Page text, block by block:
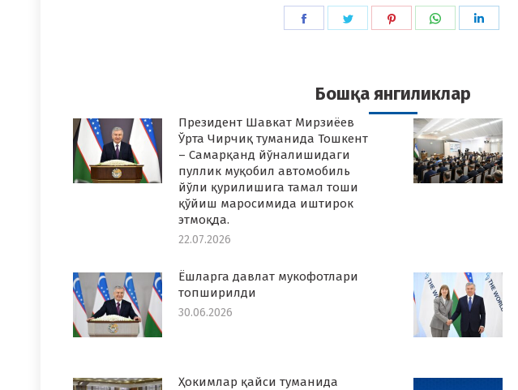
Share
Share
Share
Share
Бошқа янгиликлар
Президент Шавкат Мирзиёев
Ўрта Чирчиқ туманида Тошкент
– Самарқанд йўналишидаги
пуллик муқобил автомобиль
йўли қурилишига тамал тоши
қўйиш маросимида иштирок
этмоқда.
22.07.2026
Ёшларга давлат мукофотлари
топширилди
30.06.2026
Ҳокимлар қайси туманида